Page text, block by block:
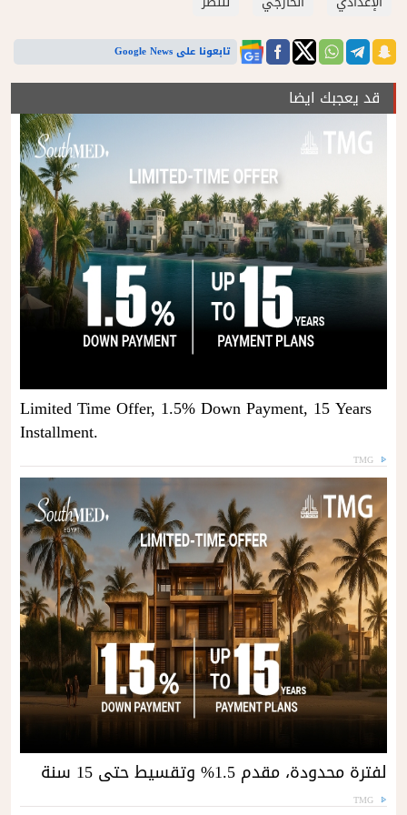
تابعونا على Google News
قد يعجبك ايضا
Limited Time Offer, 1.5% Down Payment, 15 Years
Installment.
TMG
لفترة محدودة، مقدم 1.5% وتقسيط حتى 15 سنة
TMG